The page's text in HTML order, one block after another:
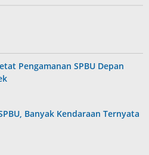
Pengamanan SPBU Depan
Banyak Kendaraan Ternyata